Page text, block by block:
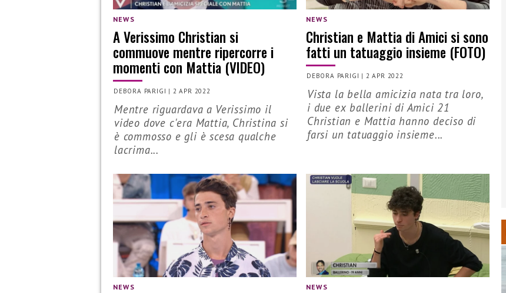
NEWS
A Verissimo Christian si
commuove mentre ripercorre i
momenti con Mattia (VIDEO)
DEBORA PARIGI | 2 APR 2022
Mentre riguardava a Verissimo il
video dove c'era Mattia, Christina si
è commosso e gli è scesa qualche
lacrima...
NEWS
Christian e Mattia di Amici si sono
fatti un tatuaggio insieme (FOTO)
DEBORA PARIGI | 2 APR 2022
Vista la bella amicizia nata tra loro,
i due ex ballerini di Amici 21
Christian e Mattia hanno deciso di
farsi un tatuaggio insieme...
NEWS NEWS